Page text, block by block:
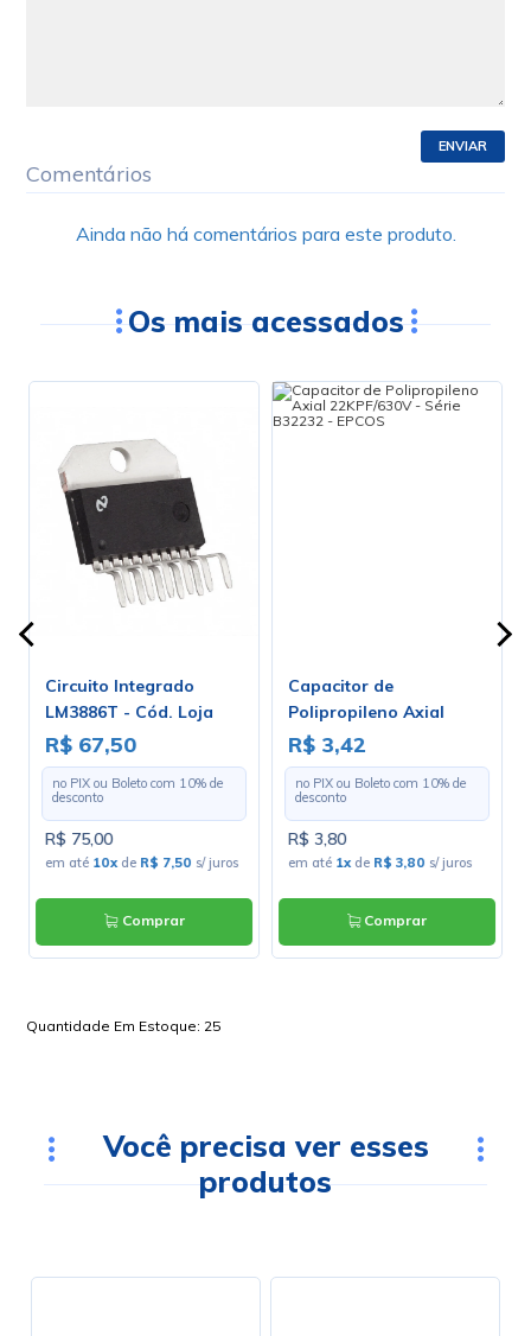
ENVIAR
Comentários
Ainda não há comentários para este produto.
Os mais acessados
Circuito Integrado
LM3886T - Cód. Loja
2046
R$ 67,50
no PIX ou Boleto com 10% de
desconto
R$ 75,00
em até 10xde R$ 7,50 s/ juros
Comprar
Capacitor de
Polipropileno Axial
22KPF/630V - Série
B32232 - EPCOS
R$ 3,42
no PIX ou Boleto com 10% de
desconto
R$ 3,80
em até 1xde R$ 3,80 s/ juros
Comprar
Quantidade Em Estoque: 25
Você precisa ver esses
produtos